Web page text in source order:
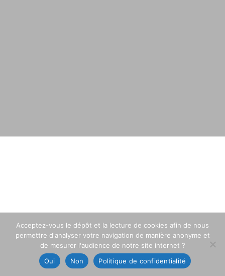
Acceptez-vous le dépôt et la lecture de cookies afin de nous
permettre d'analyser votre navigation de manière anonyme et
de mesurer l'audience de notre site internet ?
Oui
Non Politique de confidentialité